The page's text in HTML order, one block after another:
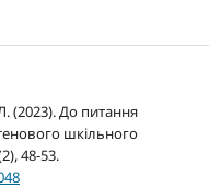
(2023). До питання
шкільного
48-53.